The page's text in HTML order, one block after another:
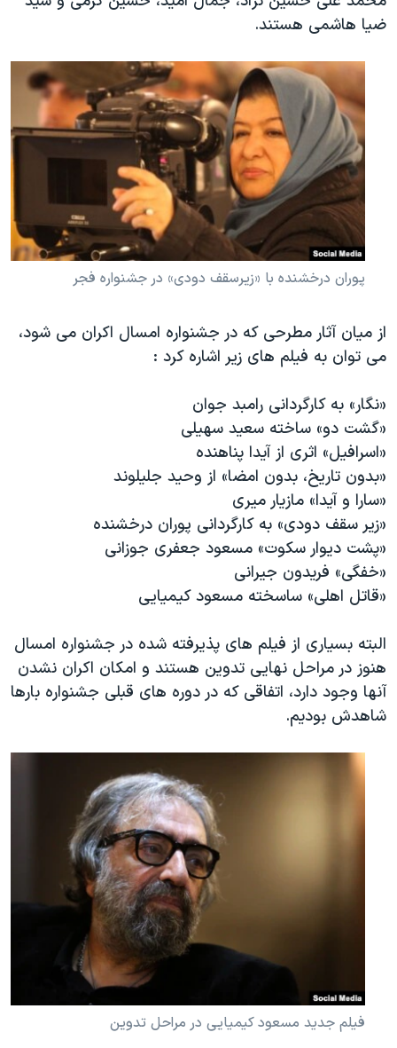
ضیا هاشمی هستند.
پوران درخشنده با «زیرسقف دودی» در جشنواره فجر
از میان آثار مطرحی که در جشنواره امسال اکران می شود،
می توان به فیلم های زیر اشاره کرد :
«نگار» به کارگردانی رامبد جوان
«گشت دو» ساخته سعید سهیلی
«اسرافیل» اثری از آیدا پناهنده
«بدون تاریخ، بدون امضا» از وحید جلیلوند
«سارا و آیدا» مازیار میری
«زیر سقف دودی» به کارگردانی پوران درخشنده
«پشت دیوار سکوت» مسعود جعفری جوزانی
«خفگی» فریدون جیرانی
«قاتل اهلی» ساسخته مسعود کیمیایی
البته بسیاری از فیلم های پذیرفته شده در جشنواره امسال
هنوز در مراحل نهایی تدوین هستند و امکان اکران نشدن
آنها وجود دارد، اتفاقی که در دوره های قبلی جشنواره بارها
شاهدش بودیم.
فیلم جدید مسعود کیمیایی در مراحل تدوین